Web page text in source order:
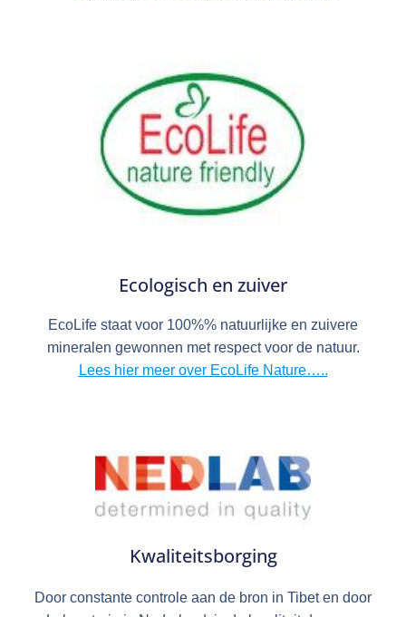
Ecologisch en zuiver
EcoLife staat voor 100%% natuurlijke en zuivere
mineralen gewonnen met respect voor de natuur.
Lees hier meer over EcoLife Nature…..
Kwaliteitsborging
Door constante controle aan de bron in Tibet en door